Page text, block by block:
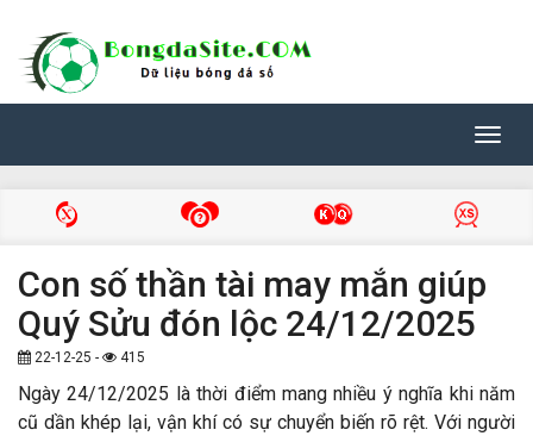
Con số thần tài may mắn giúp
Quý Sửu đón lộc 24/12/2025
22-12-25 - 415
Ngày 24/12/2025 là thời điểm mang nhiều ý nghĩa khi năm
cũ dần khép lại, vận khí có sự chuyển biến rõ rệt. Với người